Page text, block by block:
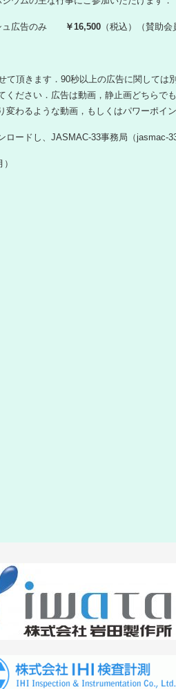
ュ広告のみ ￥16,500（税込）（賛助
て頂きます．90秒以上の広告に関して
ください．広告は動画，静止画どちら
変わるような動画，もしくはパワーポイ
ロードし、JASMAC-33事務局（jasmac-